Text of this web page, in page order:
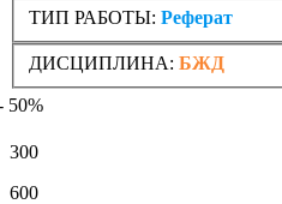
ТИП РАБОТЫ: Реферат
ДИСЦИПЛИНА: БЖД
50%
300
600